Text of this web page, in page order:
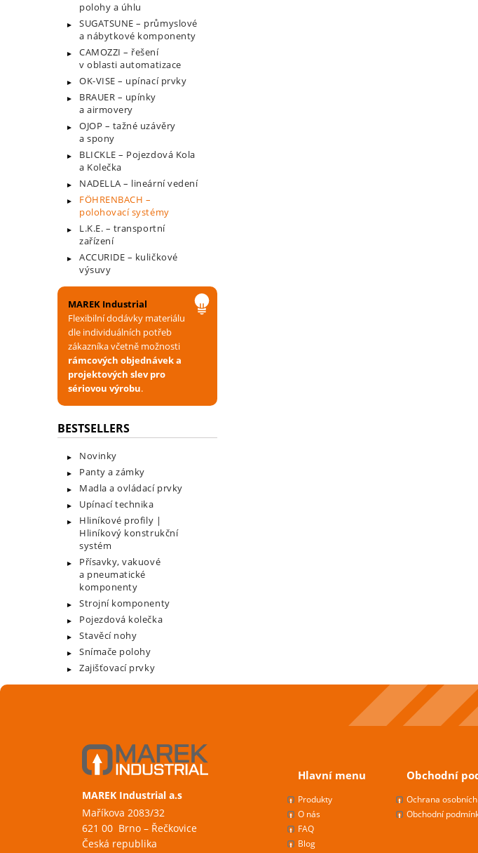
polohy a úhlu
SUGATSUNE – průmyslové
a nábytkové komponenty
CAMOZZI – řešení
v oblasti automatizace
OK-VISE – upínací prvky
BRAUER – upínky
a airmovery
OJOP – tažné uzávěry
a spony
BLICKLE – Pojezdová Kola
a Kolečka
NADELLA – lineární vedení
FÖHRENBACH –
polohovací systémy
L.K.E. – transportní
zařízení
ACCURIDE – kuličkové
výsuvy
MAREK Industrial
Flexibilní dodávky materiálu
dle individuálních potřeb
zákazníka včetně možnosti
rámcových objednávek a
projektových slev pro
sériovou výrobu.
BESTSELLERS
Novinky
Panty a zámky
Madla a ovládací prvky
Upínací technika
Hliníkové profily |
Hliníkový konstrukční
systém
Přísavky, vakuové
a pneumatické
komponenty
Strojní komponenty
Pojezdová kolečka
Stavěcí nohy
Snímače polohy
Zajišťovací prvky
MAREK Industrial a.s
Maříkova 2083/32
621 00 Brno – Řečkovice
Česká republika
Hlavní menu
Produkty
O nás
FAQ
Blog
Obchodní
Ochrana
Obchodní